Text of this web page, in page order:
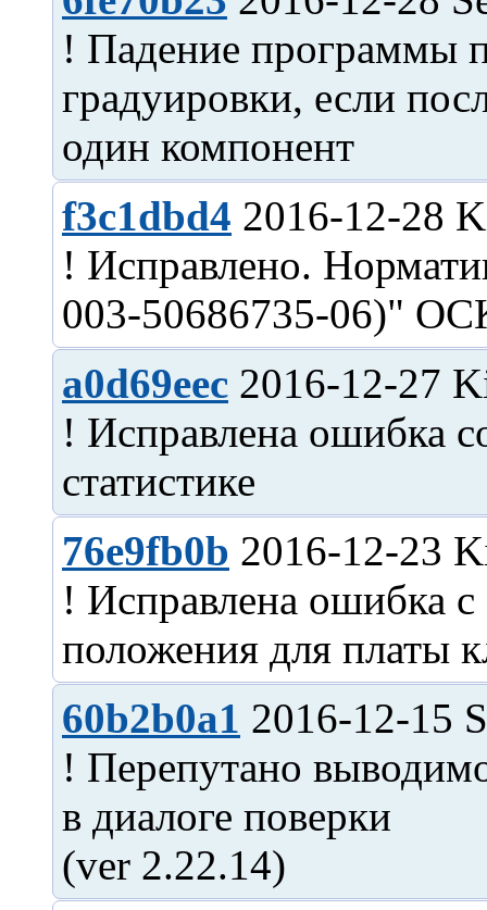
! Падение программы
градуировки, если
f3c1dbd4 2016-12-28
! Исправлено.
a0d69eec 2016-12-27
! Исправлена ошибка
76e9fb0b 2016-12-23
! Исправлена ошибка с
60b2b0a1 2016-12-15
! Перепутано
в диалоге поверки